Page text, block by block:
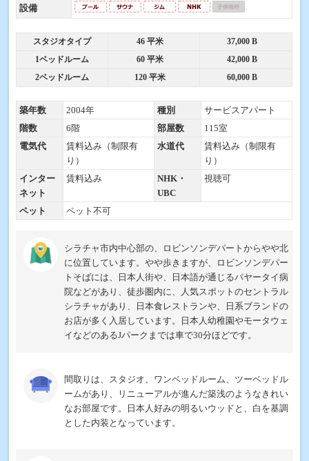
設備
スタジオタイプ 46 平米
37,000 B
1ベッドルーム
60 平米
42,000 B
2ベッドルーム
120 平米 60,000 B
築年数 2004年 種別
サービスアパート
階数
6階 部屋数
115室
電気代
賃料込み（制限有
り）
水道代
賃料込み（制限有
り）
インター
ネット
賃料込み
NHK・
UBC
視聴可
ペット ペット不可
シラチャ市内中心部の、ロビンソンデパートからやや北
に位置しています。やや歩きますが、ロビンソンデパー
トそばには、日本人街や、日本語が通じるパヤータイ病
院などがあり、徒歩圏内に、人気スポットのセントラル
シラチャがあり、日本食レストランや、日系ブランドの
お店が多く入居しています。日本人幼稚園やモータウェ
イなどのあるJパークまでは車で30分ほどです。
間取りは、スタジオ、ワンベッドルーム、ツーベッドル
ームがあり、リニューアルが進んだ築浅のようなきれい
なお部屋です。日本人好みの明るいウッドと、白を基調
とした内装となっています。